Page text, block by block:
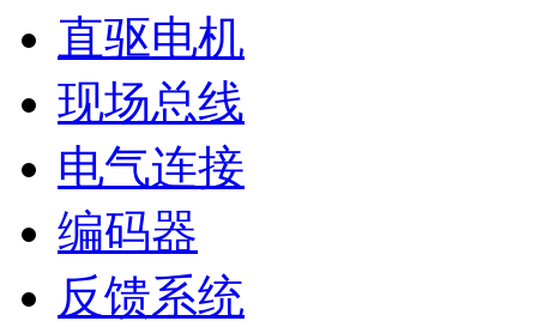
直驱电机
现场总线
电气连接
编码器
反馈系统